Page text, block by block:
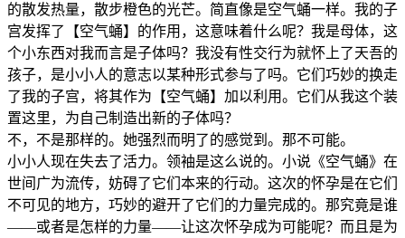
的散发热量，散步橙色的光芒。简直像是空气蛹一样。我的子
宫发挥了【空气蛹】的作用，这意味着什么呢？我是母体，这
个小东西对我而言是子体吗？我没有性交行为就怀上了天吾的
孩子，是小小人的意志以某种形式参与了吗。它们巧妙的换走
了我的子宫，将其作为【空气蛹】加以利用。它们从我这个装
置这里，为自己制造出新的子体吗？
不，不是那样的。她强烈而明了的感觉到。那不可能。
小小人现在失去了活力。领袖是这么说的。小说《空气蛹》在
世间广为流传，妨碍了它们本来的行动。这次的怀孕是在它们
不可见的地方，巧妙的避开了它们的力量完成的。那究竟是谁
——或者是怎样的力量——让这次怀孕成为可能呢？而且是为